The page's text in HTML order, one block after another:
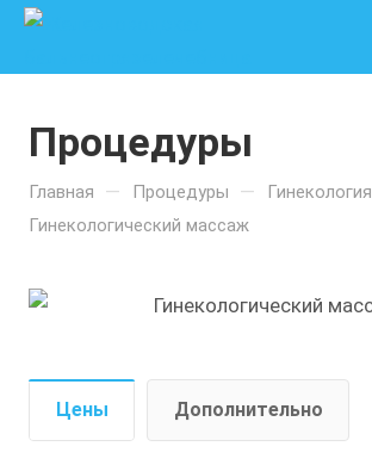
Процедуры
Главная — Процедуры — Гинекология
Гинекологический массаж
Цены Дополнительно